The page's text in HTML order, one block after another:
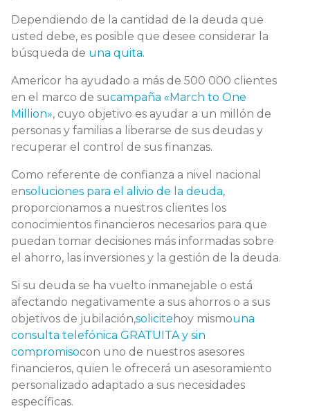
Dependiendo de la cantidad de la deuda que
usted debe, es posible que desee considerar la
búsqueda de una quita.
Americor ha ayudado a más de 500 000 clientes
en el marco de sucampaña «March to One
Million», cuyo objetivo es ayudar a un millón de
personas y familias a liberarse de sus deudas y
recuperar el control de sus finanzas.
Como referente de confianza a nivel nacional
ensoluciones para el alivio de la deuda,
proporcionamos a nuestros clientes los
conocimientos financieros necesarios para que
puedan tomar decisiones más informadas sobre
el ahorro, las inversiones y la gestión de la deuda.
Si su deuda se ha vuelto inmanejable o está
afectando negativamente a sus ahorros o a sus
objetivos de jubilación,solicite hoy mismouna
consulta telefónica GRATUITA y sin
compromisocon uno de nuestros asesores
financieros, quien le ofrecerá un asesoramiento
personalizado adaptado a sus necesidades
específicas.